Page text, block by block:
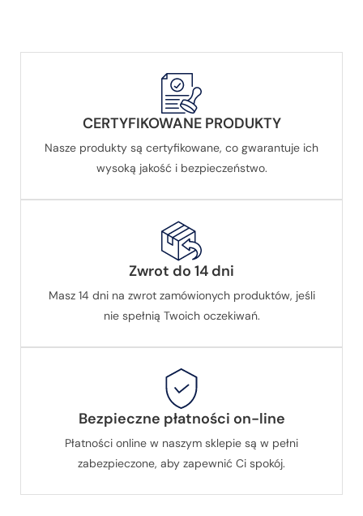
CERTYFIKOWANE PRODUKTY
Nasze produkty są certyfikowane, co gwarantuje ich
wysoką jakość i bezpieczeństwo.
Zwrot do 14 dni
Masz 14 dni na zwrot zamówionych produktów, jeśli
nie spełnią Twoich oczekiwań.
Bezpieczne płatności on-line
Płatności online w naszym sklepie są w pełni
zabezpieczone, aby zapewnić Ci spokój.